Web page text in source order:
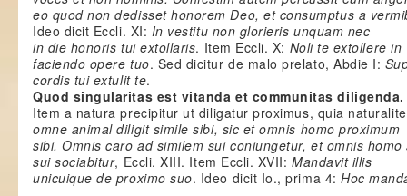
eo quod non dedisset honorem Deo, et consumptus a
Ideo dicit Eccli. XI: In vestitu non glorieris unquam nec
in die honoris tui extollaris. Item Eccli. X: Noli te extollere in
faciendo opere tuo. Sed dicitur de malo prelato, Abdie I:
cordis tui extulit te.
Quod singularitas est vitanda et communitas diligenda.
Item a natura precipitur ut diligatur proximus, quia
omne animal diligit simile sibi, sic et omnis homo proximum
sibi. Omnis caro ad similem sui coniungetur, et omnis homo
sui sociabitur, Eccli. XIII. Item Eccli. XVII:Mandavit illis
unicuique de proximo suo. Ideo dicit Io., prima 4:Hoc